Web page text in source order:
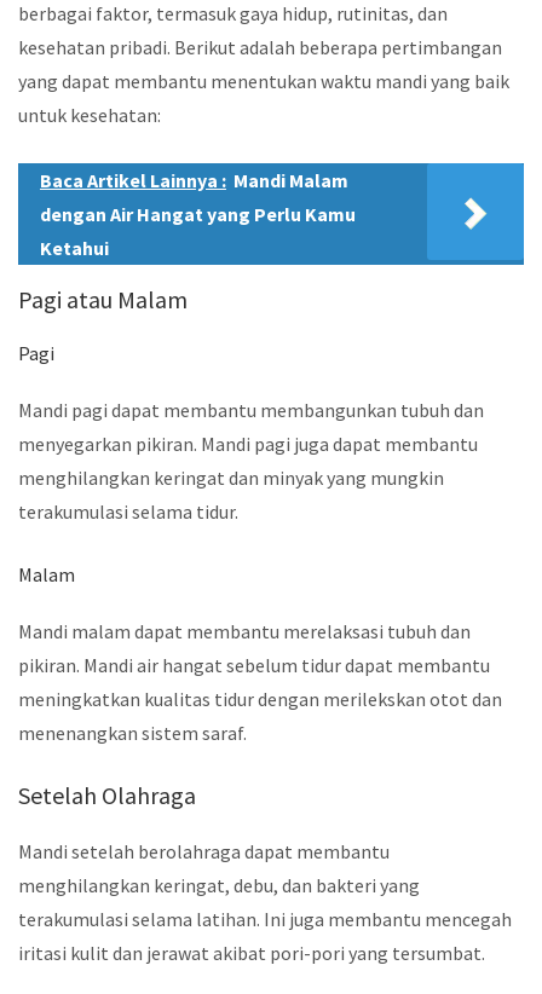
berbagai faktor, termasuk gaya hidup, rutinitas, dan
kesehatan pribadi. Berikut adalah beberapa pertimbangan
yang dapat membantu menentukan waktu mandi yang baik
untuk kesehatan:
Baca Artikel Lainnya : Mandi Malam
dengan Air Hangat yang Perlu Kamu
Ketahui
Pagi atau Malam
Pagi
Mandi pagi dapat membantu membangunkan tubuh dan
menyegarkan pikiran. Mandi pagi juga dapat membantu
menghilangkan keringat dan minyak yang mungkin
terakumulasi selama tidur.
Malam
Mandi malam dapat membantu merelaksasi tubuh dan
pikiran. Mandi air hangat sebelum tidur dapat membantu
meningkatkan kualitas tidur dengan merilekskan otot dan
menenangkan sistem saraf.
Setelah Olahraga
Mandi setelah berolahraga dapat membantu
menghilangkan keringat, debu, dan bakteri yang
terakumulasi selama latihan. Ini juga membantu mencegah
iritasi kulit dan jerawat akibat pori-pori yang tersumbat.